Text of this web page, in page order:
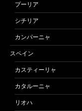
プーリア
シチリア
カンパーニャ
スペイン
カスティーリャ
カタルーニャ
リオハ